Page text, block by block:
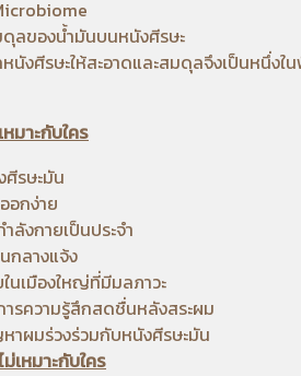
ลของน้ำมันบนหนังศีรษะ
นังศีรษะให้สะอาดและสมดุลจึงเป็นหนึ่ง
มาะกับใคร
รษะมัน
อกง่าย
ลังกายเป็นประจำ
กลางแจ้ง
นเมืองใหญ่ที่มีมลภาวะ
รความรู้สึกสดชื่นหลังสระผม
ผมร่วงร่วมกับหนังศีรษะมัน
เหมาะกับใคร